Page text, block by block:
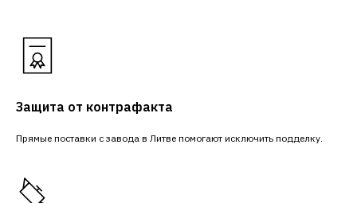
Защита от контрафакта
Прямые поставки с завода в Литве помогают исключить подделку.